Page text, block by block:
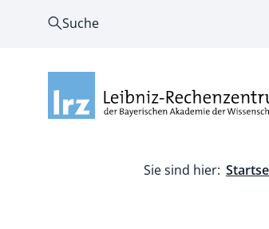
Suche
Sie sind hier: